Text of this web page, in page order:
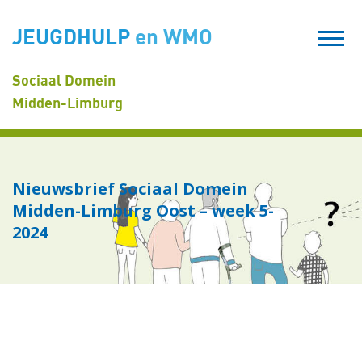
JEUGDHULP en WMO
Sociaal Domein
Midden-Limburg
Nieuwsbrief Sociaal Domein
Midden-Limburg Oost – week 5-
2024